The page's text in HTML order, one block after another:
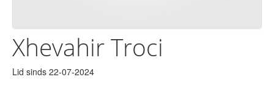
Xhevahir Troci
Lid sinds 22-07-2024